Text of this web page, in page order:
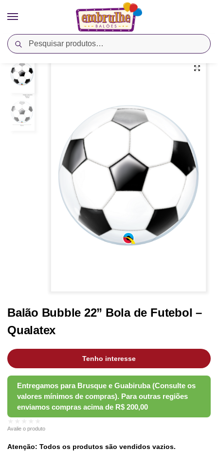
Pesquisar
Início Cores Branco / Balão Bubble 22” Bola de Futebol – Qualatex
Balão Bubble 22” Bola de Futebol –
Qualatex
Tenho interesse
Avalie o produto
Atenção: Todos os produtos são vendidos vazios.